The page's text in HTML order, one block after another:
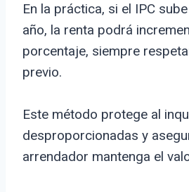
En la práctica, si el IPC
año, la renta podrá
porcentaje, siempre
previo.
Este método protege al
desproporcionadas y
arrendador mantenga el